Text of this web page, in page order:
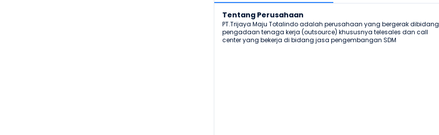
Tentang Perusahaan
PT.Trijaya Maju Totalindo adalah perusahaan yang bergerak dibidang
pengadaan tenaga kerja (outsource) khususnya telesales dan call
center yang bekerja di bidang jasa pengembangan SDM